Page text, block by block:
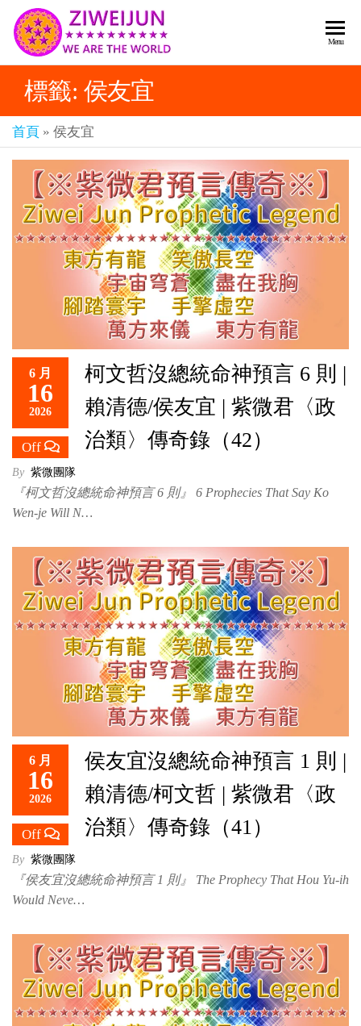
紫薇
《推
背
圖》
預
言-
紫薇
君寰
宇傳
奇官
網
樂
人
人
都
是
彌
賽
亞-
個
個
都
救
世
主
Menu
標籤: 侯友宜
首頁 » 侯友宜
6 月
16
2026
Off
柯文哲沒總統命神預言 6 則 |
賴清德/侯友宜 | 紫微君〈政
治類〉傳奇錄（42）
By 紫微團隊
『柯文哲沒總統命神預言 6 則』 6 Prophecies That Say Ko
Wen-je Will N…
6 月
16
2026
Off
侯友宜沒總統命神預言 1 則 |
賴清德/柯文哲 | 紫微君〈政
治類〉傳奇錄（41）
By 紫微團隊
『侯友宜沒總統命神預言 1 則』 The Prophecy That Hou Yu-ih
Would Neve…